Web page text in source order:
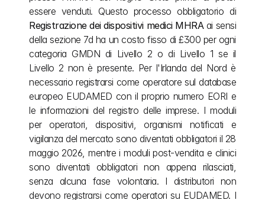
Registrazione dei dispositivi medici MHRA ai sensi
della sezione 7d ha un costo fisso di £300 per ogni
categoria GMDN di Livello 2 o di Livello 1 se il
Livello 2 non è presente. Per l'Irlanda del Nord è
necessario registrarsi come operatore sul database
europeo EUDAMED con il proprio numero EORI e
le informazioni del registro delle imprese. I moduli
per operatori, dispositivi, organismi notificati e
vigilanza del mercato sono diventati obbligatori il 28
maggio 2026, mentre i moduli post-vendita e clinici
sono diventati obbligatori non appena rilasciati,
senza alcuna fase volontaria. I distributori non
devono registrarsi come operatori su EUDAMED. I